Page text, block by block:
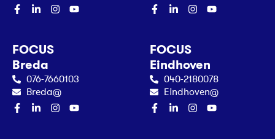
FOCUS
Breda
076-7660103
Breda@
FOCUS
Eindhoven
040-2180078
Eindhoven@